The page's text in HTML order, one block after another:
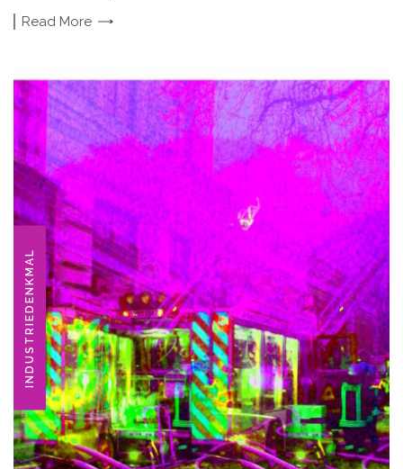
Read More
INDUSTRIEDENKMAL